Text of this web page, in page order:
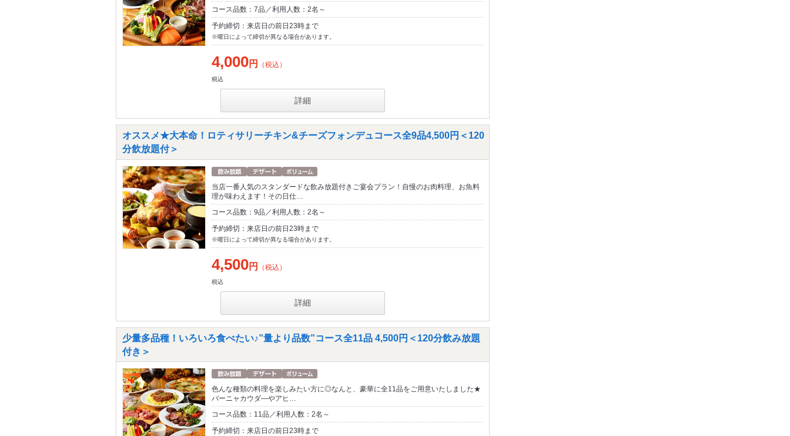
コース品数：7品／利用人数：2名～
予約締切：来店日の前日23時まで
※曜日によって締切が異なる場合があります。
4,000円 （税込）
税込
詳細
オススメ★大本命！ロティサリーチキン&チーズフォンデュコース全9品4,500円＜120
分飲放題付＞
当店一番人気のスタンダードな飲み放題付きご宴会プラン！自慢のお肉料理、お魚料
理が味わえます！その日仕…
コース品数：9品／利用人数：2名～
予約締切：来店日の前日23時まで
※曜日によって締切が異なる場合があります。
4,500円 （税込）
税込
詳細
少量多品種！いろいろ食べたい♪”量より品数”コース全11品 4,500円＜120分飲み放題
付き＞
色んな種類の料理を楽しみたい方に◎なんと、豪華に全11品をご用意いたしました★
バーニャカウダ―やアヒ…
コース品数：11品／利用人数：2名～
予約締切：来店日の前日23時まで